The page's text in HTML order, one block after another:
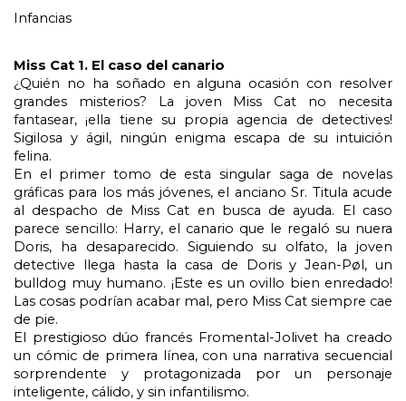
Infancias
Miss Cat 1. El caso del canario
¿Quién no ha soñado en alguna ocasión con resolver
grandes misterios? La joven Miss Cat no necesita
fantasear, ¡ella tiene su propia agencia de detectives!
Sigilosa y ágil, ningún enigma escapa de su intuición
felina.
En el primer tomo de esta singular saga de novelas
gráficas para los más jóvenes, el anciano Sr. Titula acude
al despacho de Miss Cat en busca de ayuda. El caso
parece sencillo: Harry, el canario que le regaló su nuera
Doris, ha desaparecido. Siguiendo su olfato, la joven
detective llega hasta la casa de Doris y Jean-Pøl, un
bulldog muy humano. ¡Este es un ovillo bien enredado!
Las cosas podrían acabar mal, pero Miss Cat siempre cae
de pie.
El prestigioso dúo francés Fromental-Jolivet ha creado
un cómic de primera línea, con una narrativa secuencial
sorprendente y protagonizada por un personaje
inteligente, cálido, y sin infantilismo.